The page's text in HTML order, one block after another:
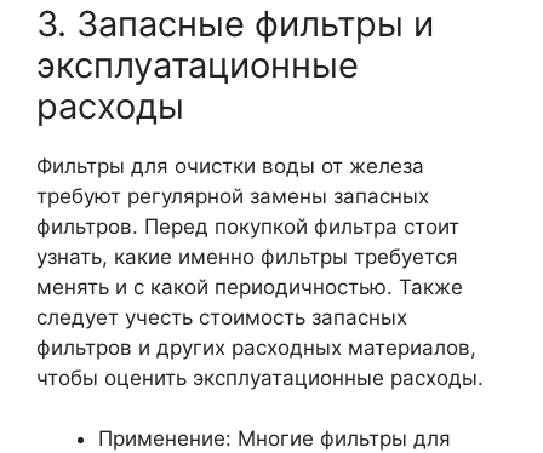
3. Запасные фильтры и
эксплуатационные
расходы
Фильтры для очистки воды от железа
требуют регулярной замены запасных
фильтров. Перед покупкой фильтра стоит
узнать, какие именно фильтры требуется
менять и с какой периодичностью. Также
следует учесть стоимость запасных
фильтров и других расходных материалов,
чтобы оценить эксплуатационные расходы.
Применение: Многие фильтры для